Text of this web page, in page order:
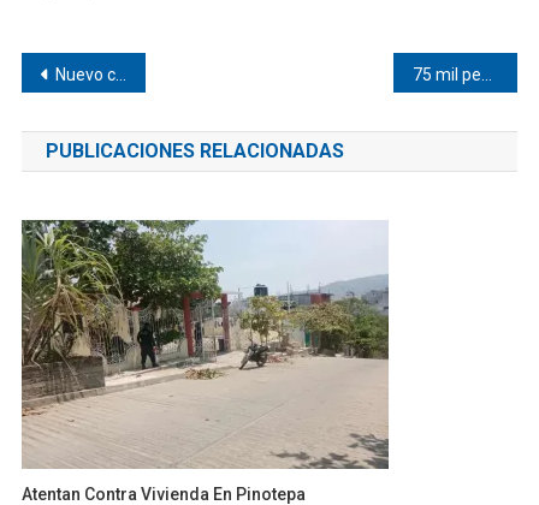
Navegación
de
entradas
Nuevo comité del Verde en Pinotepa
PUBLICACIONES RELACIONADAS
Atentan Contra Vivienda En Pinotepa